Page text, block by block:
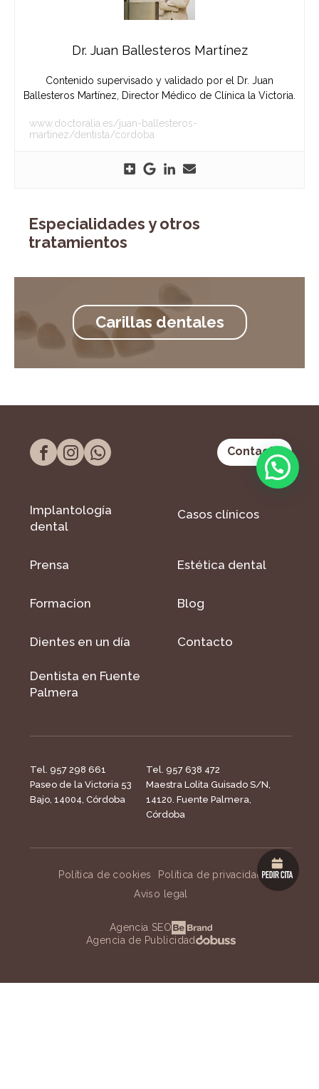
Dr. Juan Ballesteros Martínez
Contenido supervisado y validado por el Dr. Juan
Ballesteros Martínez, Director Médico de Clínica la Victoria.
www.doctoralia.es/juan-ballesteros-
martinez/dentista/cordoba
Especialidades y otros
tratamientos
Carillas dentales
Contacto
Implantología
dental
Casos clínicos
Prensa Estética dental
Formacion Blog
Dientes en un día Contacto
Dentista en Fuente
Palmera
Tel. 957 298 661
Paseo de la Victoria 53
Bajo, 14004, Córdoba
Tel. 957 638 472
Maestra Lolita Guisado S/N,
14120. Fuente Palmera,
Córdoba
Política de cookies
Política de privacidad
Aviso legal
Agencia SEO
Agencia de Publicidad